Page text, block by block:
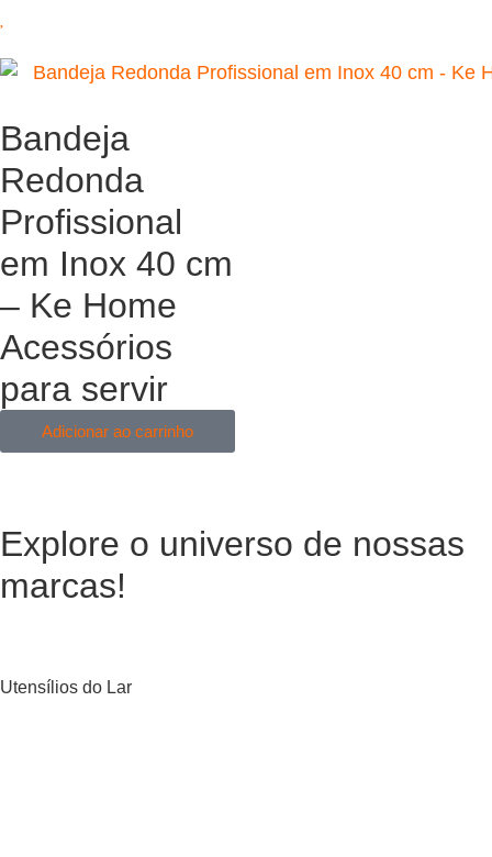
Bandeja
Redonda
Profissional
em Inox 40 cm
– Ke Home
Acessórios
para servir
Adicionar ao carrinho
Explore o universo de nossas
marcas!
Utensílios do Lar